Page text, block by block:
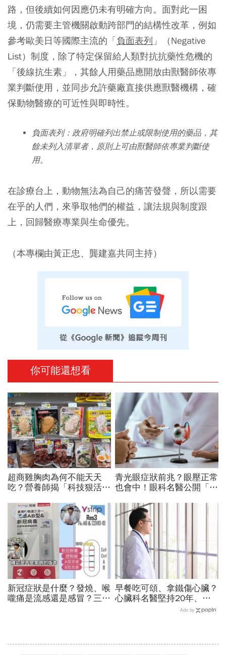
路，但後續如何因應仍未有明確方向。面對此一困
境，仍需要主管機關啟動跨部門的結構性改革，例如
參考歐美日等國際主流的「負面表列 」（Negative
List）制度，除了特定保留給人類對抗抗藥性危機的
「後線抗生素」，其餘人用藥品應開放由獸醫師依專
業判斷使用，並同步允許藥廠直接供應獸醫機構，確
保動物醫療的可近性與即時性。
負面表列：政府明確列出禁止或限制使用的藥品，其
餘未列入清單者，原則上可由獸醫師依專業判斷使
用。
在診療台上，動物無法為自己的痛苦發聲，所以需要
在乎的人們，來爭取牠們的權益，讓法規與制度跟
上，回歸醫療專業與生命優先。
（本專欄由黃正忠、龔建嘉共同主持）
你可能還想看
超商雞胸肉為何不能天天
吃？營養師揭「科技狠活」
3招安心吃避開腎臟地雷
青光眼症狀前兆？眼壓正常
也會中！眼科名醫公開「護
驟」：三餐多吃「1類食
物」護眼
新冠症狀是什麼？發燒、喉
嚨痛是流感還是感冒？三合
早餐吃可頌、拿鐵傷心臟？
心臟科名醫堅持20年、早
上9點前不做「5件事」：
Ads by